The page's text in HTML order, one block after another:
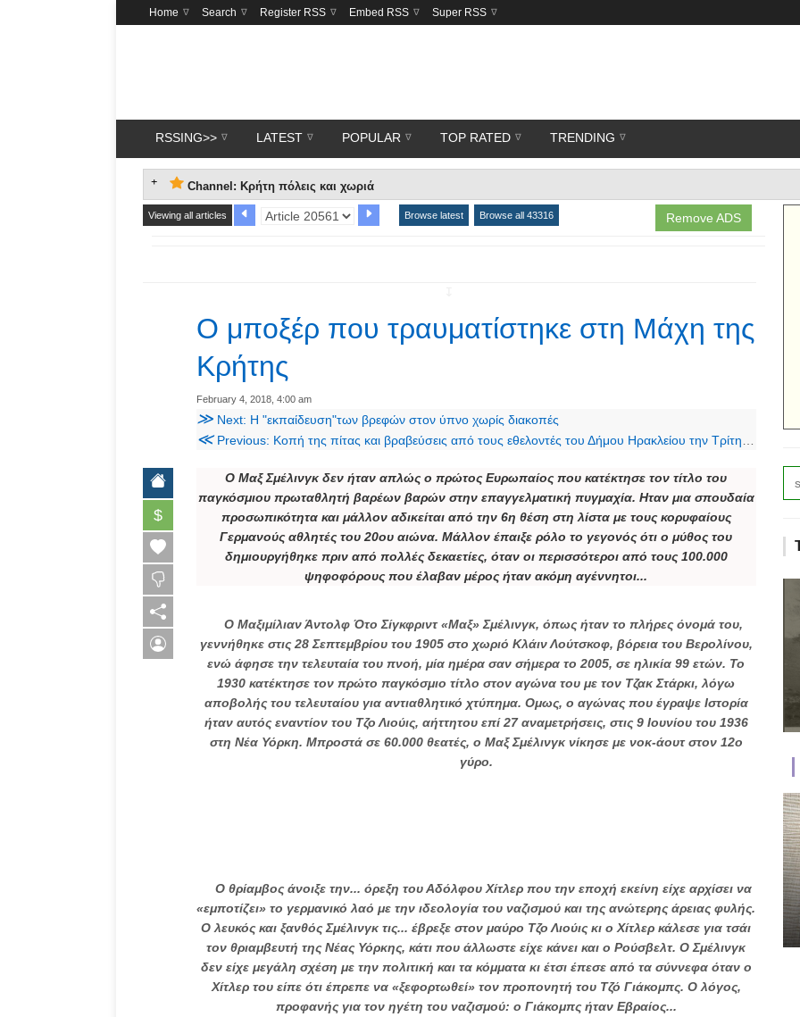
Home Search Register RSS Embed RSS Super RSS
RSSING>> LATEST POPULAR TOP RATED TRENDING
Channel: Κρήτη πόλεις και χωριά
Remove ADS
Viewing all articles Browse latest Browse all 43316
Ο μποξέρ που τραυματίστηκε στη Μάχη της
Κρήτης
February 4, 2018, 4:00 am
≫ Next: Η "εκπαίδευση"των βρεφών στον ύπνο χωρίς διακοπές
≪Previous: Κοπή της πίτας και βραβεύσεις από τους εθελοντές του Δήμου Ηρακλείου την Τρίτη 6 Φεβρουαρίου
$
Ο Μαξ Σμέλινγκ δεν ήταν απλώς ο πρώτος Ευρωπαίος που κατέκτησε τον τίτλο του
παγκόσμιου πρωταθλητή βαρέων βαρών στην επαγγελματική πυγμαχία. Ηταν μια σπουδαία
προσωπικότητα και μάλλον αδικείται από την 6η θέση στη λίστα με τους κορυφαίους
Γερμανούς αθλητές του 20ου αιώνα. Μάλλον έπαιξε ρόλο το γεγονός ότι ο μύθος του
δημιουργήθηκε πριν από πολλές δεκαετίες, όταν οι περισσότεροι από τους 100.000
ψηφοφόρους που έλαβαν μέρος ήταν ακόμη αγέννητοι...
Ο Μαξιμίλιαν Άντολφ Ότο Σίγκφριντ «Μαξ» Σμέλινγκ, όπως ήταν το πλήρες όνομά του,
γεννήθηκε στις 28 Σεπτεμβρίου του 1905 στο χωριό Κλάιν Λούτσκοφ, βόρεια του Βερολίνου,
ενώ άφησε την τελευταία του πνοή, μία ημέρα σαν σήμερα το 2005, σε ηλικία 99 ετών. Το
1930 κατέκτησε τον πρώτο παγκόσμιο τίτλο στον αγώνα του με τον Τζακ Στάρκι, λόγω
αποβολής του τελευταίου για αντιαθλητικό χτύπημα. Ομως, ο αγώνας που έγραψε Ιστορία
ήταν αυτός εναντίον του Τζο Λιούις, αήττητου επί 27 αναμετρήσεις, στις 9 Ιουνίου του 1936
στη Νέα Υόρκη. Μπροστά σε 60.000 θεατές, ο Μαξ Σμέλινγκ νίκησε με νοκ-άουτ στον 12ο
γύρο.
Ο θρίαμβος άνοιξε την... όρεξη του Αδόλφου Χίτλερ που την εποχή εκείνη είχε αρχίσει να
«εμποτίζει» το γερμανικό λαό με την ιδεολογία του ναζισμού και της ανώτερης άρειας φυλής.
Ο λευκός και ξανθός Σμέλινγκ τις... έβρεξε στον μαύρο Τζο Λιούις κι ο Χίτλερ κάλεσε για τσάι
τον θριαμβευτή της Νέας Υόρκης, κάτι που άλλωστε είχε κάνει και ο Ρούσβελτ. Ο Σμέλινγκ
δεν είχε μεγάλη σχέση με την πολιτική και τα κόμματα κι έτσι έπεσε από τα σύννεφα όταν ο
Χίτλερ του είπε ότι έπρεπε να «ξεφορτωθεί» τον προπονητή του Τζό Γιάκομπς. Ο λόγος,
προφανής για τον ηγέτη του ναζισμού: ο Γιάκομπς ήταν Εβραίος...